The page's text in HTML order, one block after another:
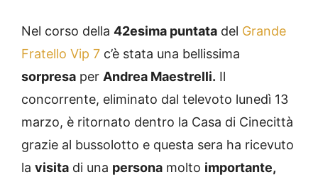
Nel corso della 42esima puntata del Grande
Fratello Vip 7 c’è stata una bellissima
sorpresa per Andrea Maestrelli. Il
concorrente, eliminato dal televoto lunedì 13
marzo, è ritornato dentro la Casa di Cinecittà
grazie al bussolotto e questa sera ha ricevuto
la visita di una persona molto importante,